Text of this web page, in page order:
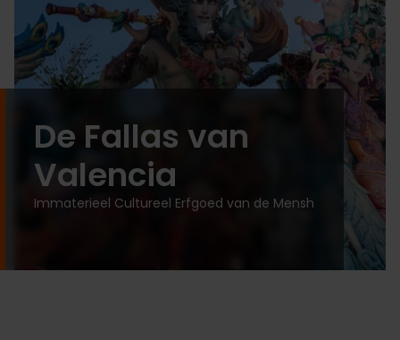
De Fallas van
Valencia
Immaterieel Cultureel Erfgoed van de Mensh